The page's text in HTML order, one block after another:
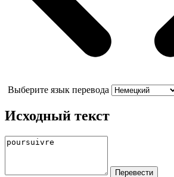
Выберите язык перевода
Исходный текст